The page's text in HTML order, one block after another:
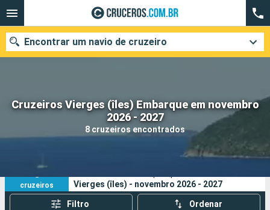
Cruzeiros Vierges (îles) Embarque em novembro
2026 - 2027
8 cruzeiros encontrados
Encontrar um navio de cruzeiro
Quando ir?
Data de partida
Cidades
Pesquisar
8
cruzeiros
Vierges (îles) - novembro 2026 - 2027
Filtro Ordenar